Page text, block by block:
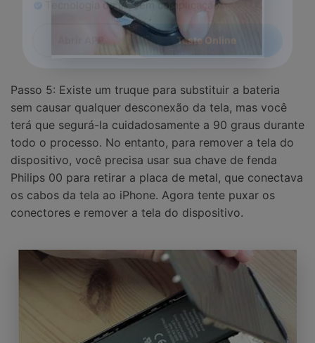
Desbloqueie e repare seu celular
Recupere, proteja e transfira dados faclimente
Tecnologia de IA, sem complicação
Passo 5: Existe um truque para substituir a bateria
sem causar qualquer desconexão da tela, mas você
terá que segurá-la cuidadosamente a 90 graus durante
todo o processo. No entanto, para remover a tela do
dispositivo, você precisa usar sua chave de fenda
Philips 00 para retirar a placa de metal, que conectava
os cabos da tela ao iPhone. Agora tente puxar os
conectores e remover a tela do dispositivo.